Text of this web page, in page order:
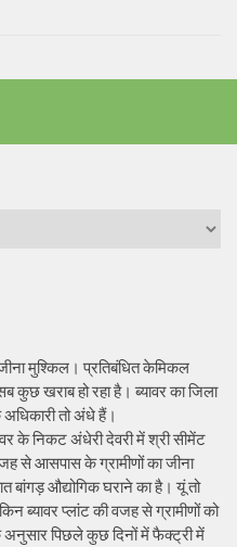
मुश्किल। प्रतिबंधित केमिकल
कुछ खराब हो रहा है। ब्यावर का जिला
तो अंधे हैं।
के निकट अंधेरी देवरी में श्री सीमेंट
से आसपास के ग्रामीणों का जीना
बांगड़ औद्योगिक घराने का है। यूं तो
ब्यावर प्लांट की वजह से ग्रामीणों को
अनुसार पिछले कुछ दिनों में फैक्ट्री में